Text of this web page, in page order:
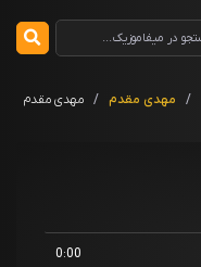
/ مهدی مقدم / مهدی مقدم
0:00